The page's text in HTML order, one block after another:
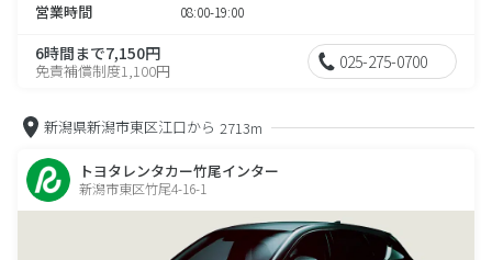
営業時間 08:00-19:00
6時間まで7,150円
免責補償制度1,100円 025-275-0700
新潟県新潟市東区江口から 2713m
トヨタレンタカー竹尾インター
新潟市東区竹尾4-16-1